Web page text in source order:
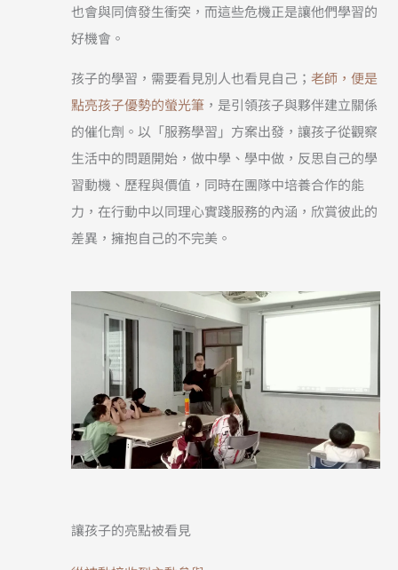
也會與同儕發生衝突，而這些危機正是讓他們學習的
好機會。
孩子的學習，需要看見別人也看見自己； 老師，便是
點亮孩子優勢的螢光筆 ，是引領孩子與夥伴建立關係
的催化劑。以「服務學習」方案出發，讓孩子從觀察
生活中的問題開始，做中學、學中做，反思自己的學
習動機、歷程與價值，同時在團隊中培養合作的能
力，在行動中以同理心實踐服務的內涵，欣賞彼此的
差異，擁抱自己的不完美。
讓孩子的亮點被看見